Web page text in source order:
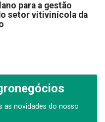
para a gestão
setor vitivinícola da
as novidades do nosso